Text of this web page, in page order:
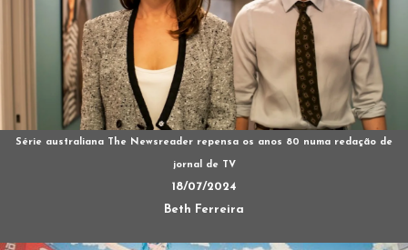
Série australiana The Newsreader repensa os anos 80 numa redação de
jornal de TV
18/07/2024
Beth Ferreira